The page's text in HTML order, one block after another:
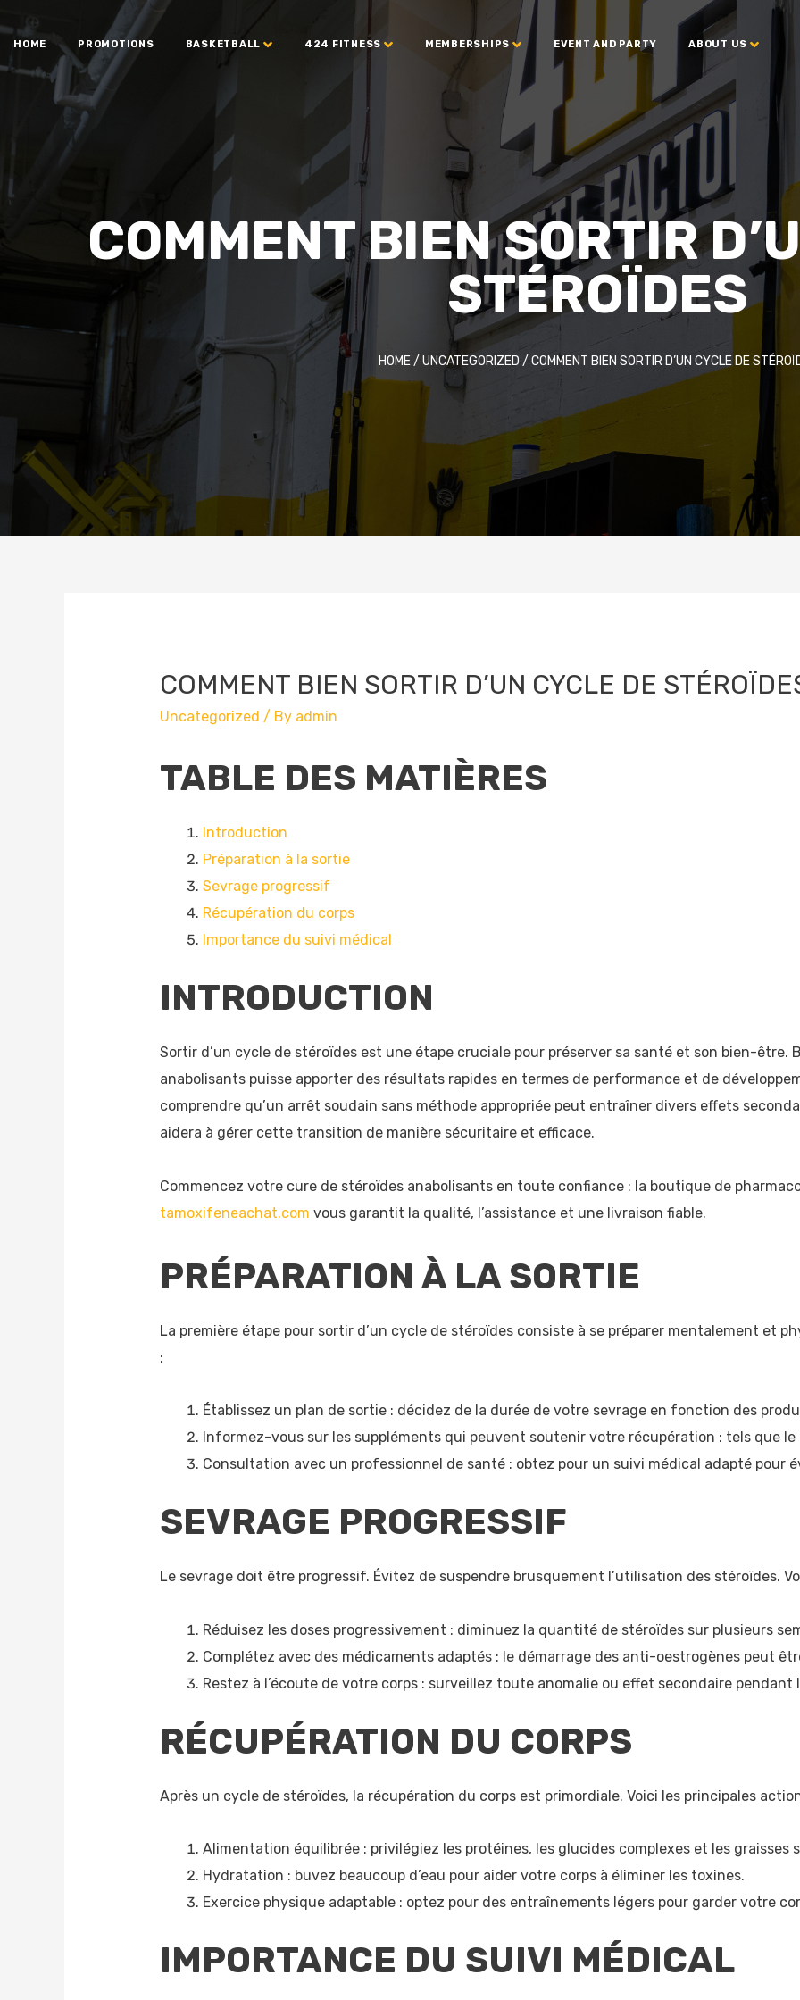
HOME PROMOTIONS BASKETBALL 424 FITNESS MEMBERSHIPS EVENT AND PARTY ABOUT US
COMMENT BIEN SORTIR
STÉROÏDES
HOME/ UNCATEGORIZED/ COMMENT BIEN SORTIR D’UN CYCLE DE
COMMENT BIEN SORTIR D’UN CYCLE DE
Uncategorized / By admin
TABLE DES MATIÈRES
Introduction
Préparation à la sortie
Sevrage progressif
Récupération du corps
Importance du suivi médical
INTRODUCTION
Sortir d’un cycle de stéroïdes est une étape cruciale pour préserver sa santé et son bien-être.
anabolisants puisse apporter des résultats rapides en termes de performance et de
comprendre qu’un arrêt soudain sans méthode appropriée peut entraîner divers effets
aidera à gérer cette transition de manière sécuritaire et efficace.
Commencez votre cure de stéroïdes anabolisants en toute confiance : la boutique de
tamoxifeneachat.com vous garantit la qualité, l’assistance et une livraison fiable.
PRÉPARATION À LA SORTIE
La première étape pour sortir d’un cycle de stéroïdes consiste à se préparer mentalement et
:
Établissez un plan de sortie : décidez de la durée de votre sevrage en fonction des
Informez-vous sur les suppléments qui peuvent soutenir votre récupération : tels que
Consultation avec un professionnel de santé : obtez pour un suivi médical adapté pour
SEVRAGE PROGRESSIF
Le sevrage doit être progressif. Évitez de suspendre brusquement l’utilisation des stéroïdes.
Réduisez les doses progressivement : diminuez la quantité de stéroïdes sur plusieurs
Complétez avec des médicaments adaptés : le démarrage des anti-oestrogènes peut
Restez à l’écoute de votre corps : surveillez toute anomalie ou effet secondaire pendant
RÉCUPÉRATION DU CORPS
Après un cycle de stéroïdes, la récupération du corps est primordiale. Voici les principales
Alimentation équilibrée : privilégiez les protéines, les glucides complexes et les graisses
Hydratation : buvez beaucoup d’eau pour aider votre corps à éliminer les toxines.
Exercice physique adaptable : optez pour des entraînements légers pour garder votre
IMPORTANCE DU SUIVI MÉDICAL